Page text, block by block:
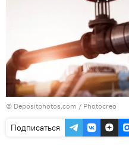
© Depositphotos.com / Photocreo
Подписаться